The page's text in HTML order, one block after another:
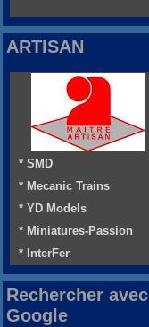
ARTISAN
* SMD
* Mecanic Trains
* YD Models
* Miniatures-Passion
* InterFer
Rechercher avec
Google